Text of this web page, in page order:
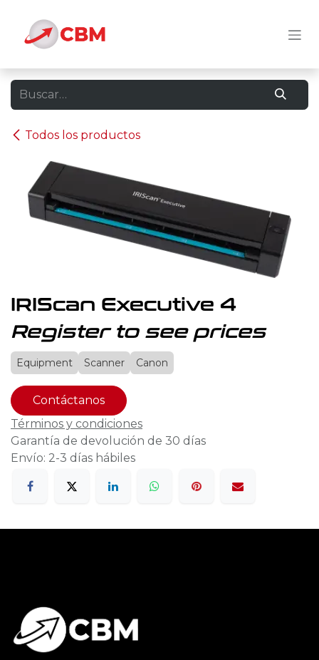
Todos los productos
IRIScan Executive 4
Register to see prices
Equipment Scanner Canon
Contáctanos
Términos y condiciones
Garantía de devolución de 30 días
Envío: 2-3 días hábiles